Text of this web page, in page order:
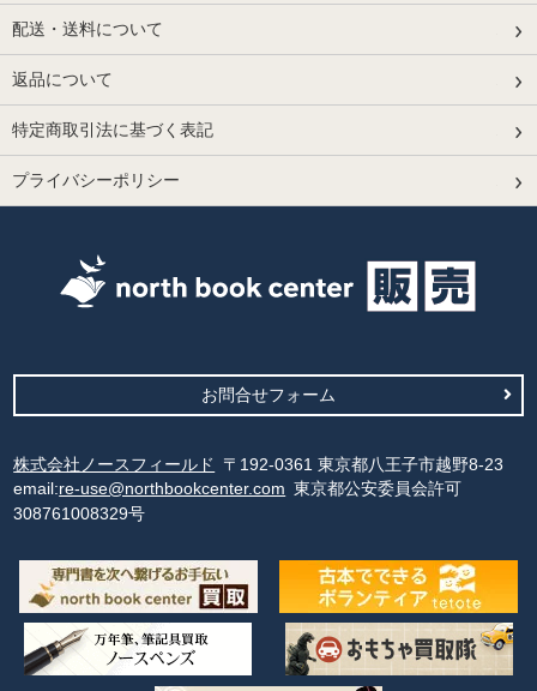
配送・送料について
返品について
特定商取引法に基づく表記
プライバシーポリシー
お問合せフォーム
株式会社ノースフィールド
〒192-0361 東京都八王子市越野8-23
email:re-use@northbookcenter.com 東京都公安委員会許可
308761008329号